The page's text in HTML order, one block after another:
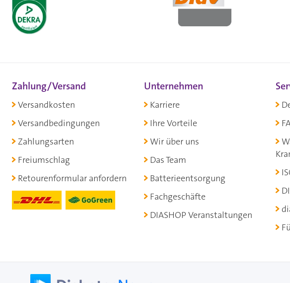
Zahlung/Versand
Versandkosten
Versandbedingungen
Zahlungsarten
Freiumschlag
Retourenformular anfordern
Unternehmen
Karriere
Ihre Vorteile
Wir über uns
Das Team
Batterieentsorgung
Fachgeschäfte
DIASHOP Veranstaltungen